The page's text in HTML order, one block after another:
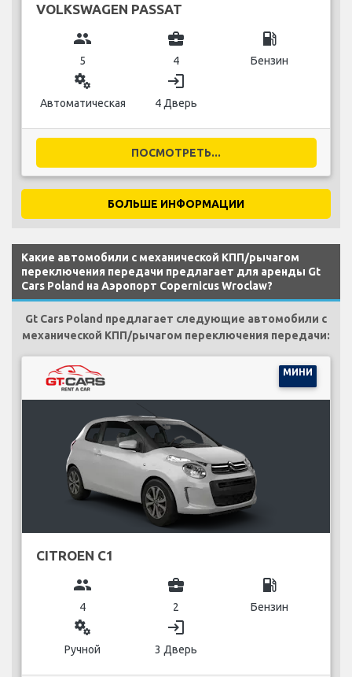
VOLKSWAGEN PASSAT
group
5
business_center
4
local_gas_station
Бензин
miscellaneous_services
Автоматическая
login
4 Дверь
ПОСМОТРЕТЬ...
БОЛЬШЕ ИНФОРМАЦИИ
Какие автомобили с механической КПП/рычагом
переключения передачи предлагает для аренды Gt
Cars Poland на Аэропорт Copernicus Wroclaw?
Gt Cars Poland предлагает следующие автомобили с
механической КПП/рычагом переключения передачи:
МИНИ
CITROEN C1
group
4
business_center
2
local_gas_station
Бензин
miscellaneous_services
Ручной
login
3 Дверь